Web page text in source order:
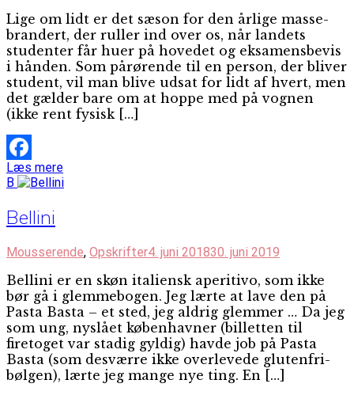
Lige om lidt er det sæson for den årlige masse-
brandert, der ruller ind over os, når landets
studenter får huer på hovedet og eksamensbevis
i hånden. Som pårørende til en person, der bliver
student, vil man blive udsat for lidt af hvert, men
det gælder bare om at hoppe med på vognen
(ikke rent fysisk […]
Facebook
Læs mere
B
Bellini
Mousserende, Opskrifter4. juni 201830. juni 2019
Bellini er en skøn italiensk aperitivo, som ikke
bør gå i glemmebogen. Jeg lærte at lave den på
Pasta Basta – et sted, jeg aldrig glemmer … Da jeg
som ung, nyslået københavner (billetten til
firetoget var stadig gyldig) havde job på Pasta
Basta (som desværre ikke overlevede glutenfri-
bølgen), lærte jeg mange nye ting. En […]